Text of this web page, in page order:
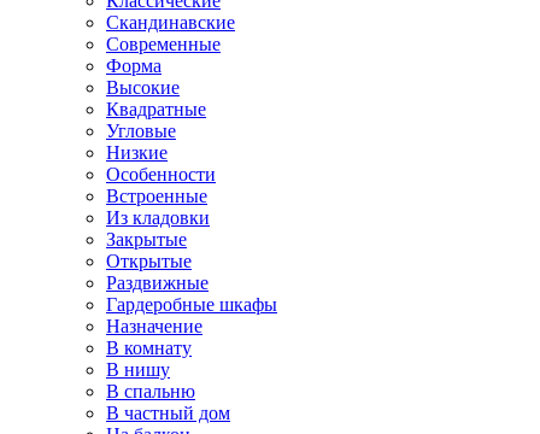
Скандинавские
Современные
Форма
Высокие
Квадратные
Угловые
Низкие
Особенности
Встроенные
Из кладовки
Закрытые
Открытые
Раздвижные
Гардеробные шкафы
Назначение
В комнату
В нишу
В спальню
В частный дом